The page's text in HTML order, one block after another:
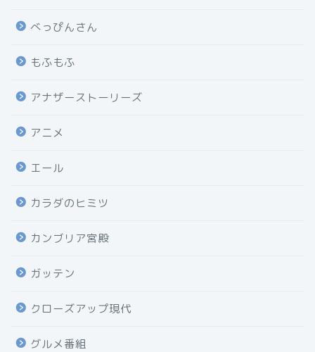
べっぴんさん
もふもふ
アナザーストーリーズ
アニメ
エール
カラダのヒミツ
カンブリア宮殿
ガッテン
クローズアップ現代
グルメ番組